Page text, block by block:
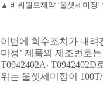
▲ 비씨월드제약 ‘울셋세미정 ’‧‘
이번에 회수조치가 내
미정’ 제품의 제조번호는
T0942402A‧ T0942402D
위는 울셋세미정이 100T/